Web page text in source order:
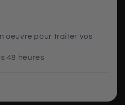
oeuvre pour traiter vos
48 heures